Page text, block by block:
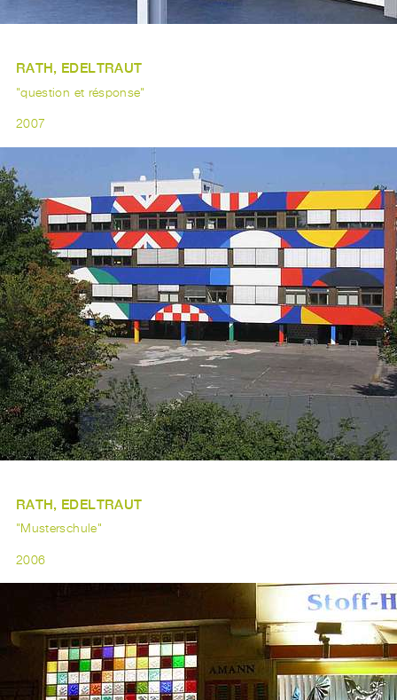
RATH, EDELTRAUT
"question et résponse"
2007
RATH, EDELTRAUT
"Musterschule"
2006